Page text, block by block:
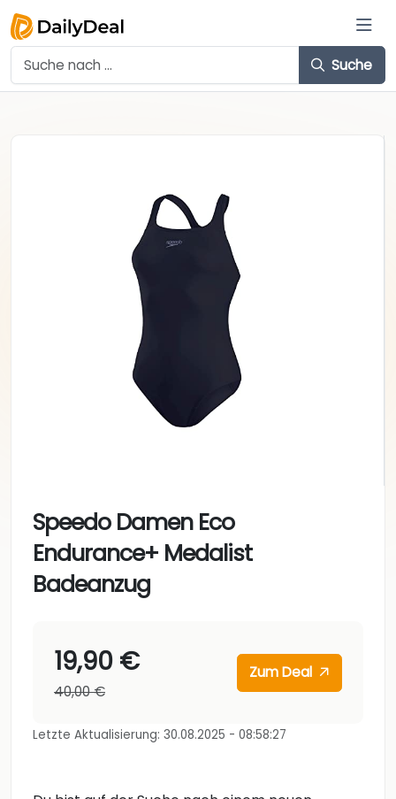
Suche
Speedo Damen Eco
Endurance+ Medalist
Badeanzug
19,90 €
40,00 €
Zum Deal
Letzte Aktualisierung: 30.08.2025 - 08:58:27